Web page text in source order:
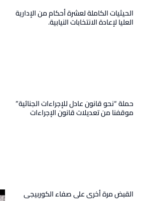
الحيثيات الكاملة لعشرة أحكام من الإدارية
العليا لإعادة الانتخابات النيابية.
حملة “نحو قانون عادل للإجراءات الجنائية”
موقفنا من تعديلات قانون الإجراءات
الجنائية
القبض مرة أخرى على صفاء الكوربيجى